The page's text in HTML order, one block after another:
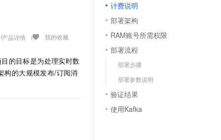
产品详情 我的收藏
的目标是为处理实时数
构的大规模发布/订阅消
计费说明
部署架构
RAM账号所需权限
部署流程
部署步骤
部署参数说明
验证结果
使用Kafka
1.1-T2V
语音识别与合成
全托管，含MySQL、PostgreSQL、SQL Server、MariaDB多引擎
智能体编程平台
数字证书管理服务（原SSL证书）
实现全站HTTPS，呈现可信的WEB访问
短信服务
V4-Pro
专属 QwenPaw HOT
从聊天伙伴进化为能主动干活的本地数字员工
输入一句话想法, 轻松生成专业的 PPT
一键部署幻兽帕鲁游戏服务器
一键购买专属联机服务器，轻松开启游戏
漫剧工坊：一站式动画创作平台
快速生产连贯的高质量长漫剧
高效部署网站，快速应用到小程序
创作，一键激活电商全链路生产力
生成，高效打造优质广告素材
先锋实践拓展 AI 生产力的边界
飞天发布时刻
所见，即是所愿
AI 实训营
从基础到进阶，Agent 创客手把手教你
创新加速
Token 补贴，五大权
益加速 OPC 成功
公司注册
伙伴信用分合作计划
更多支持
合作伙伴培训与认证
查询合作伙伴
登录合作伙伴管理后台
镜像站
我要反馈
我要建议
我要投诉
校园招聘